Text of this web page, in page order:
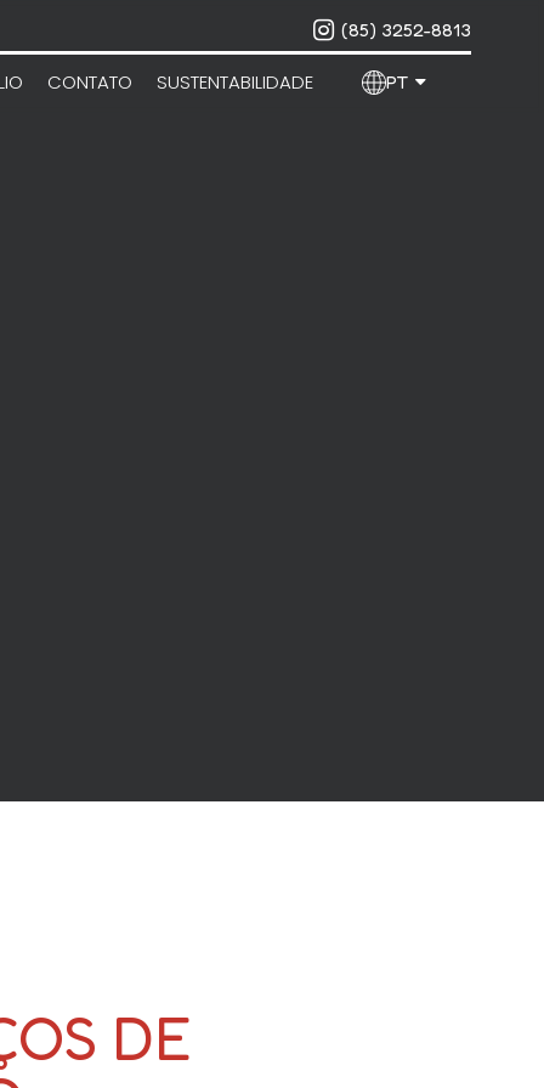
(85) 3252-8813
CONTATO SUSTENTABILIDADE PT
DE